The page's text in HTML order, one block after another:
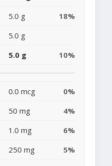
5.0 g
18%
5.0 g
5.0 g 10%
0.0 mcg
0%
50 mg
4%
1.0 mg
6%
250 mg 5%